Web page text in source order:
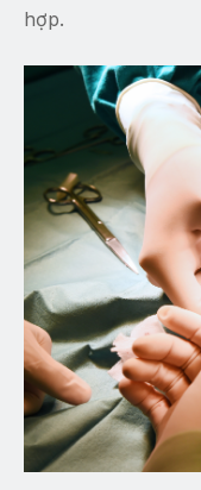
hợp.